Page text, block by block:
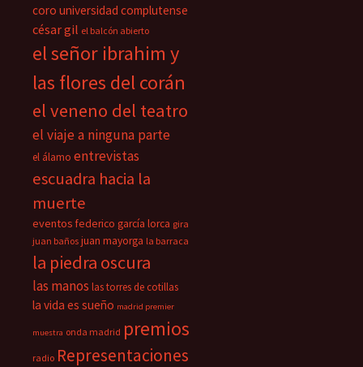
coro universidad complutense
césar gil el balcón abierto
el señor ibrahim y
las flores del corán
el veneno del teatro
el viaje a ninguna parte
el álamo entrevistas
escuadra hacia la
muerte
eventos federico garcía lorca gira
juan baños juan mayorga la barraca
la piedra oscura
las manos las torres de cotillas
la vida es sueño madrid premier
muestra onda madrid premios
radio Representaciones